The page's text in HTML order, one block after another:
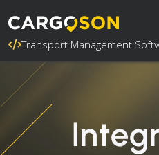
Transport Management